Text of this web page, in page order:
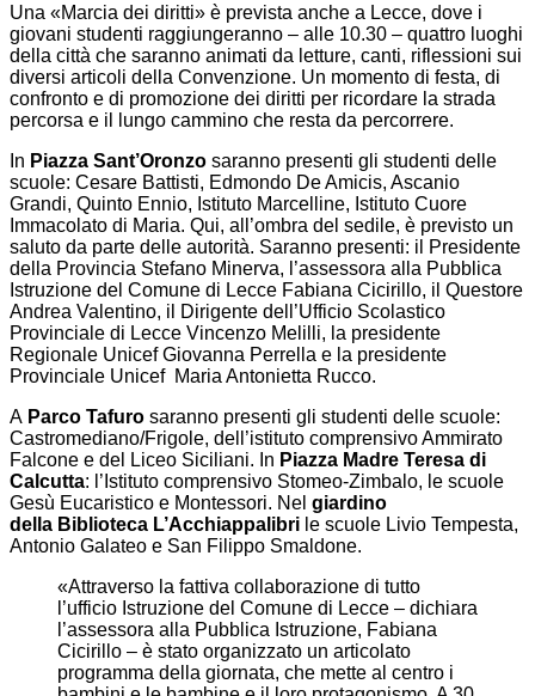
Una «Marcia dei diritti» è prevista anche a Lecce, dove i
giovani studenti raggiungeranno – alle 10.30 – quattro luoghi
della città che saranno animati da letture, canti, riflessioni sui
diversi articoli della Convenzione. Un momento di festa, di
confronto e di promozione dei diritti per ricordare la strada
percorsa e il lungo cammino che resta da percorrere.
In Piazza Sant’Oronzo saranno presenti gli studenti delle
scuole: Cesare Battisti, Edmondo De Amicis, Ascanio
Grandi, Quinto Ennio, Istituto Marcelline, Istituto Cuore
Immacolato di Maria. Qui, all’ombra del sedile, è previsto un
saluto da parte delle autorità. Saranno presenti: il Presidente
della Provincia Stefano Minerva, l’assessora alla Pubblica
Istruzione del Comune di Lecce Fabiana Cicirillo, il Questore
Andrea Valentino, il Dirigente dell’Ufficio Scolastico
Provinciale di Lecce Vincenzo Melilli, la presidente
Regionale Unicef Giovanna Perrella e la presidente
Provinciale Unicef Maria Antonietta Rucco.
A Parco Tafuro saranno presenti gli studenti delle scuole:
Castromediano/Frigole, dell’istituto comprensivo Ammirato
Falcone e del Liceo Siciliani. In Piazza Madre Teresa di
Calcutta: l’Istituto comprensivo Stomeo-Zimbalo, le scuole
Gesù Eucaristico e Montessori. Nel giardino
della Biblioteca L’Acchiappalibri le scuole Livio Tempesta,
Antonio Galateo e San Filippo Smaldone.
«Attraverso la fattiva collaborazione di tutto
l’ufficio Istruzione del Comune di Lecce – dichiara
l’assessora alla Pubblica Istruzione, Fabiana
Cicirillo – è stato organizzato un articolato
programma della giornata, che mette al centro i